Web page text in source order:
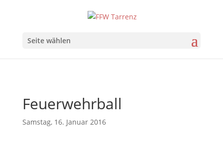
Seite wählen
Feuerwehrball
Samstag, 16. Januar 2016